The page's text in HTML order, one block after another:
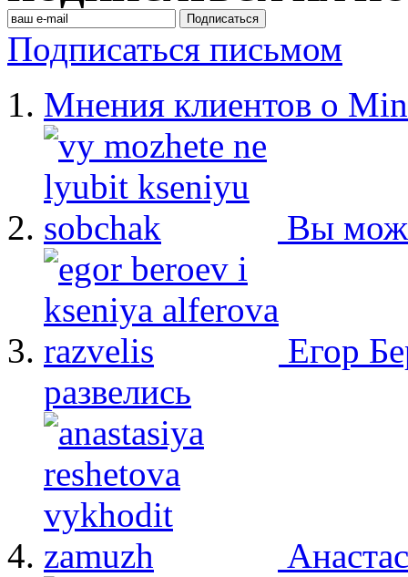
Подписаться письмом
Мнения клиентов о
Вы
Егор
развелись